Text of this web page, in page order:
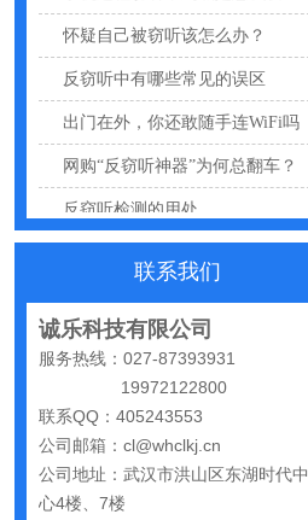
怀疑自己被窃听该怎么办？
反窃听中有哪些常见的误区
出门在外，你还敢随手连WiFi吗
网购“反窃听神器”为何总翻车？
反窃听检测的用处
办公室哪些东西暗藏窃密风险
联系我们
诚乐科技有限公司
服务热线：027-87393931
19972122800
联系QQ：405243553
公司邮箱：cl@whclkj.cn
公司地址：武汉市洪山区东湖时代中
心4楼、7楼